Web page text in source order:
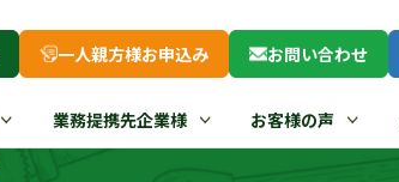
一人親方様お申込み お問い合わせ
業務提携先企業様 お客様の声